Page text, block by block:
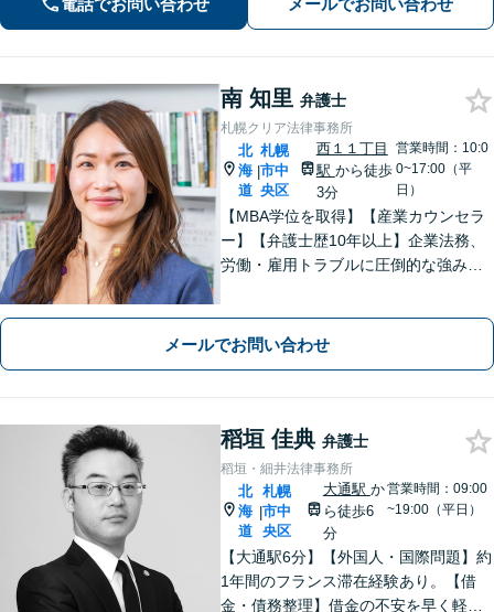
経験を活かし、相談者さまのご要望に
南 知里 弁護士
札幌クリア法律事務所
北
海
道
|
札幌
市中
央区
西１１丁目
駅 から徒歩
3分
営業時間：10:0
0~17:00（平
日）
【MBA学位を取得】【産業カウンセラ
ー】【弁護士歴10年以上】企業法務、
労働・雇用トラブルに圧倒的な強みあ
知見！講演セミナー多数、分かりやす
メールでお問い合わせ
稻垣 佳典 弁護士
稻垣・細井法律事務所
北
海
道
|
札幌
市中
央区
大通駅 か
ら徒歩6
分
営業時間：09:00
~19:00（平日）
【大通駅6分】【外国人・国際問題】約
1年間のフランス滞在経験あり。【借
金・債務整理】借金の不安を早く軽減